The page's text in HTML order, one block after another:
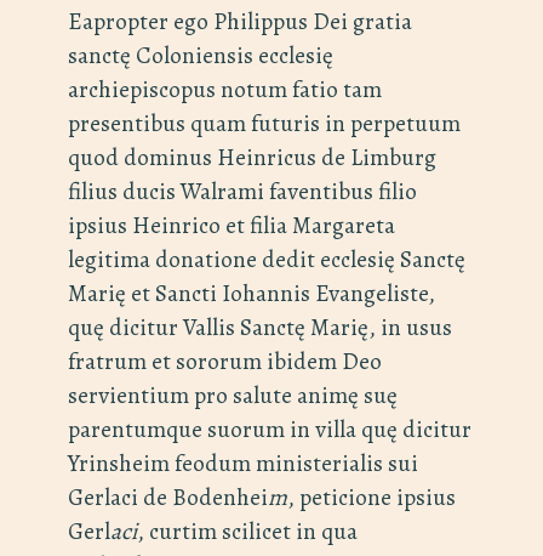
Eapropter ego Philippus Dei gratia
sanctę Coloniensis ecclesię
archiepiscopus notum fatio tam
presentibus quam futuris in perpetuum
quod dominus Heinricus de Limburg
filius ducis Walrami faventibus filio
ipsius Heinrico et filia Margareta
legitima donatione dedit ecclesię Sanctę
Marię et Sancti Iohannis Evangeliste,
quę dicitur Vallis Sanctę Marię, in usus
fratrum et sororum ibidem Deo
servientium pro salute animę suę
parentumque suorum in villa quę dicitur
Yrinsheim feodum ministerialis sui
Gerlaci de Bodenheim, peticione ipsius
Gerlaci, curtim scilicet in qua